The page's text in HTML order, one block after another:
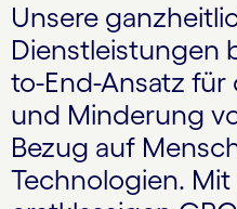
Unsere
Dienstleistungen
to-End-Ansatz für
und Minderung
Bezug auf
Technologien.